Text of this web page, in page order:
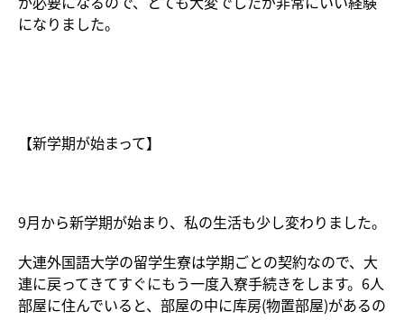
になりました。
【新学期が始まって】
9月から新学期が始まり、私の生活も少し変わりました。
大連外国語大学の留学生寮は学期ごとの契約なので、大
連に戻ってきてすぐにもう一度入寮手続きをします。6人
部屋に住んでいると、部屋の中に库房(物置部屋)があるの